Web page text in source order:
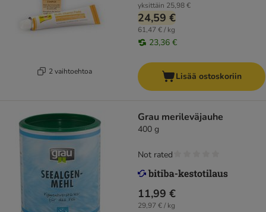
2 vaihtoehtoa
yksittäin 25,98 €
24,59 €
61,47 € / kg
23,36 €
Lisää ostoskoriin
Grau merileväjauhe
400 g
11,99 €
29,97 € / kg
Not rated